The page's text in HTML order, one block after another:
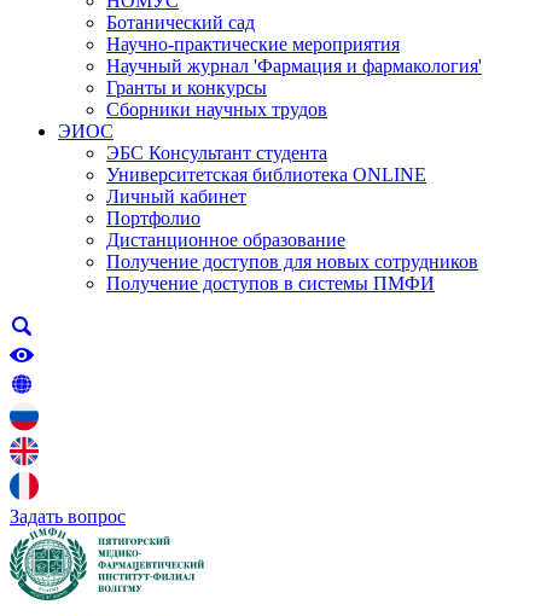
Ботанический сад
Научно-практические мероприятия
Научный журнал 'Фармация и фармакология'
Гранты и конкурсы
Сборники научных трудов
ЭИОС
ЭБС Консультант студента
Университетская библиотека ONLINE
Личный кабинет
Портфолио
Дистанционное образование
Получение доступов для новых сотрудников
Получение доступов в системы ПМФИ
Задать вопрос